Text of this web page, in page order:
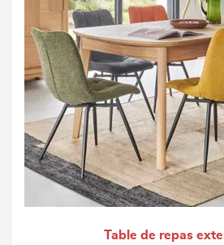
Table de repas